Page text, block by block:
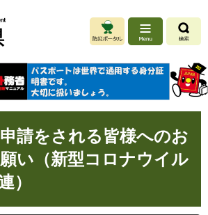
請をされる皆様へのお
い（新型コロナウイル
）